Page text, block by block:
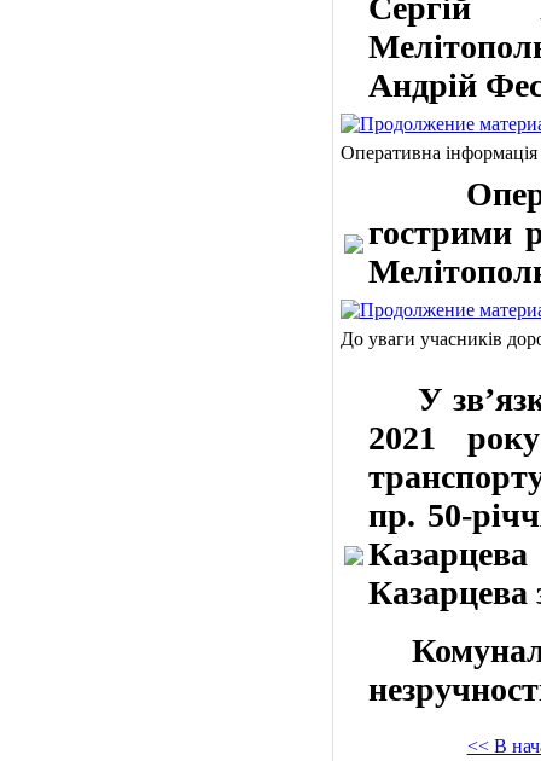
Сергій
Андрій
Оперативна
гострими
До уваги учасників
У
2021
пр. 50-
Казарцева
<< В